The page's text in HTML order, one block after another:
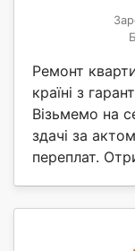
Ремонт
країні з
Візьмемо на
здачі за
переплат.